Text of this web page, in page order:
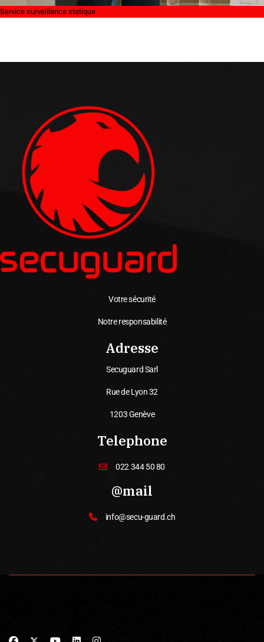
Service surveillance statique
Votre sécurité
Notre responsabilité
Adresse
Secuguard Sarl
Rue de Lyon 32
1203 Genève
Telephone
022 344 50 80
@mail
info@secu-guard.ch